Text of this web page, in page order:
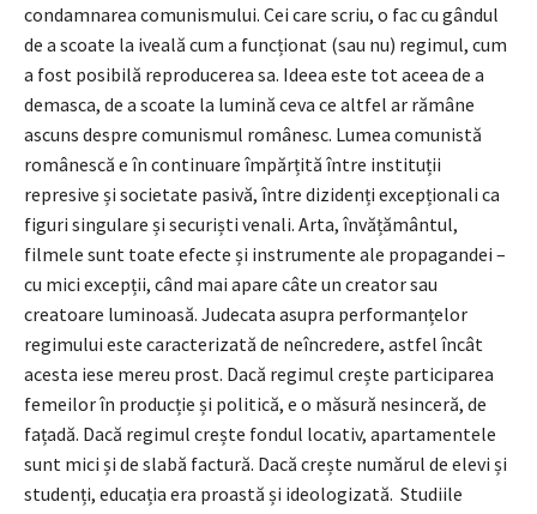
condamnarea comunismului. Cei care scriu, o fac cu gândul
de a scoate la iveală cum a funcționat (sau nu) regimul, cum
a fost posibilă reproducerea sa. Ideea este tot aceea de a
demasca, de a scoate la lumină ceva ce altfel ar rămâne
ascuns despre comunismul românesc. Lumea comunistă
românescă e în continuare împărțită între instituții
represive și societate pasivă, între dizidenți excepționali ca
figuri singulare și securiști venali. Arta, învățământul,
filmele sunt toate efecte și instrumente ale propagandei –
cu mici excepții, când mai apare câte un creator sau
creatoare luminoasă. Judecata asupra performanțelor
regimului este caracterizată de neîncredere, astfel încât
acesta iese mereu prost. Dacă regimul crește participarea
femeilor în producție și politică, e o măsură nesinceră, de
fațadă. Dacă regimul crește fondul locativ, apartamentele
sunt mici și de slabă factură. Dacă crește numărul de elevi și
studenți, educația era proastă și ideologizată. Studiile